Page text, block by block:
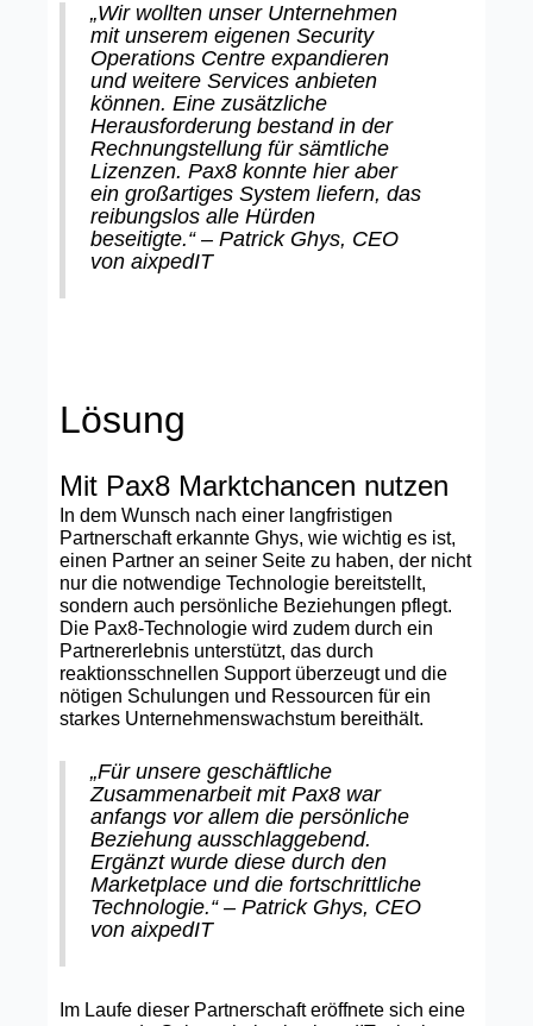
„Wir wollten unser Unternehmen
mit unserem eigenen Security
Operations Centre expandieren
und weitere Services anbieten
können. Eine zusätzliche
Herausforderung bestand in der
Rechnungstellung für sämtliche
Lizenzen. Pax8 konnte hier aber
ein großartiges System liefern, das
reibungslos alle Hürden
beseitigte.“ – Patrick Ghys, CEO
von aixpedIT
Lösung
Mit Pax8 Marktchancen nutzen
In dem Wunsch nach einer langfristigen
Partnerschaft erkannte Ghys, wie wichtig es ist,
einen Partner an seiner Seite zu haben, der nicht
nur die notwendige Technologie bereitstellt,
sondern auch persönliche Beziehungen pflegt.
Die Pax8-Technologie wird zudem durch ein
Partnererlebnis unterstützt, das durch
reaktionsschnellen Support überzeugt und die
nötigen Schulungen und Ressourcen für ein
starkes Unternehmenswachstum bereithält.
„Für unsere geschäftliche
Zusammenarbeit mit Pax8 war
anfangs vor allem die persönliche
Beziehung ausschlaggebend.
Ergänzt wurde diese durch den
Marketplace und die fortschrittliche
Technologie.“ – Patrick Ghys, CEO
von aixpedIT
Im Laufe dieser Partnerschaft eröffnete sich eine